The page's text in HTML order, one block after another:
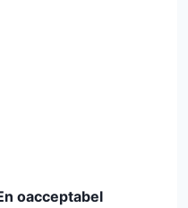
oacceptabel